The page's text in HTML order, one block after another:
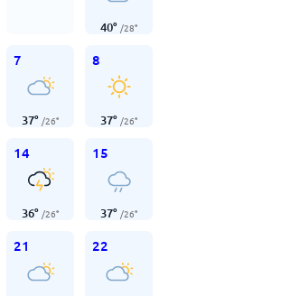
40° /28°
7
37° /26°
8
37° /26°
14
36° /26°
15
37° /26°
21 22